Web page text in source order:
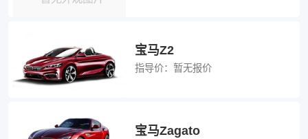
宝马Z2
指导价： 暂无报价
宝马Zagato